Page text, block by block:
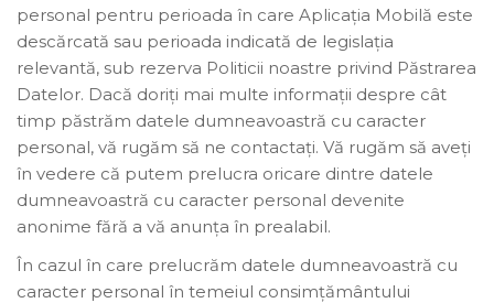
personal pentru perioada în care Aplicația Mobilă este
descărcată sau perioada indicată de legislația
relevantă, sub rezerva Politicii noastre privind Păstrarea
Datelor. Dacă doriți mai multe informații despre cât
timp păstrăm datele dumneavoastră cu caracter
personal, vă rugăm să ne contactați. Vă rugăm să aveţi
în vedere că putem prelucra oricare dintre datele
dumneavoastră cu caracter personal devenite
anonime fără a vă anunța în prealabil.
În cazul în care prelucrăm datele dumneavoastră cu
caracter personal în temeiul consimțământului